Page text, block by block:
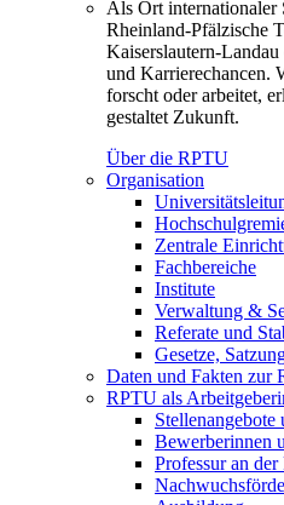
Als Ort internationaler
Rheinland-Pfälzische
Kaiserslautern-
und Karrierechancen.
forscht oder arbeitet,
gestaltet Zukunft.
Über die RPTU
Organisation
Zentrale
Fachbereiche
Institute
Verwaltung &
Referate und
Gesetze,
Daten und Fakten zur
RPTU als
Bewerberinnen
Professur an